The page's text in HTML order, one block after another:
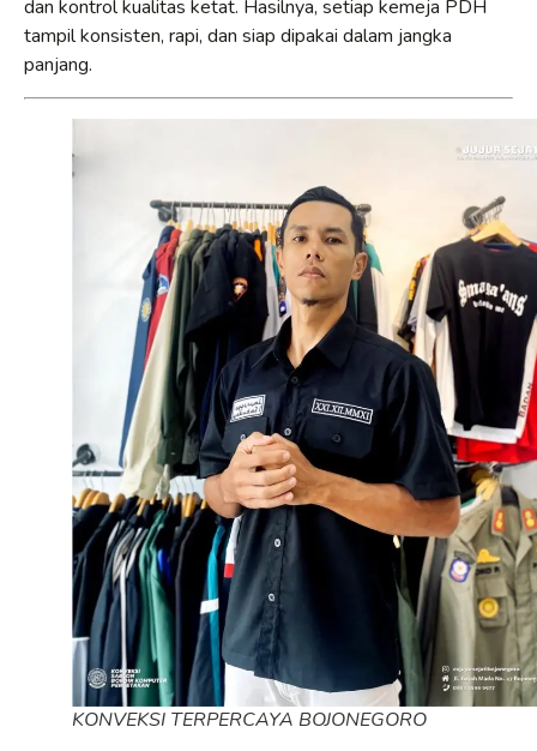
dan kontrol kualitas ketat. Hasilnya, setiap kemeja PDH
tampil konsisten, rapi, dan siap dipakai dalam jangka
panjang.
KONVEKSI TERPERCAYA BOJONEGORO